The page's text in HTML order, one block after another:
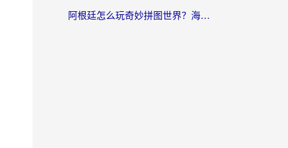
阿根廷怎么玩奇妙拼图世界？海外玩家国服游戏加速全攻略（附帕斯卡契约战舰少女解决方案）